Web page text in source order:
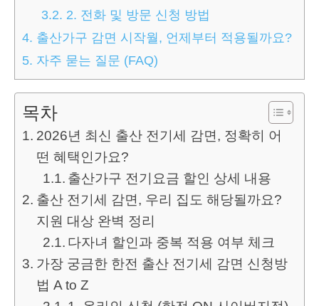
3.2. 2. 전화 및 방문 신청 방법
4. 출산가구 감면 시작월, 언제부터 적용될까요?
5. 자주 묻는 질문 (FAQ)
목차
2026년 최신 출산 전기세 감면, 정확히 어
떤 혜택인가요?
출산가구 전기요금 할인 상세 내용
출산 전기세 감면, 우리 집도 해당될까요?
지원 대상 완벽 정리
다자녀 할인과 중복 적용 여부 체크
가장 궁금한 한전 출산 전기세 감면 신청방
법 A to Z